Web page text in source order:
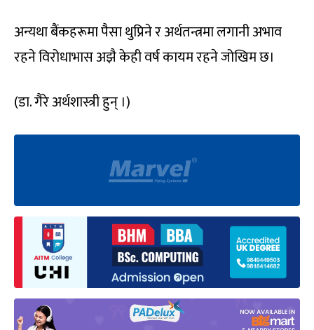
अन्यथा बैंकहरूमा पैसा थुप्रिने र अर्थतन्त्रमा लगानी अभाव
रहने विरोधाभास अझै केही वर्ष कायम रहने जोखिम छ।
(डा. गैरे अर्थशास्त्री हुन् ।)